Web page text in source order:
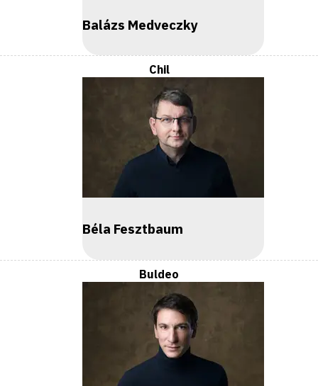
Balázs Medveczky
Chil
Béla Fesztbaum
Buldeo